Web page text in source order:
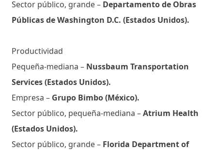
Sector público, grande – Departamento de Obras
Públicas de Washington D.C. (Estados Unidos).
Productividad
Pequeña-mediana – Nussbaum Transportation
Services (Estados Unidos).
Empresa – Grupo Bimbo (México).
Sector público, pequeña-mediana –Atrium Health
(Estados Unidos).
Sector público, grande – Florida Department of